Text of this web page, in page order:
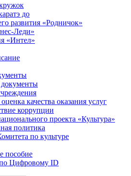
до
развития «Родничок»
Леди»
«Интел»
качества оказания услуг
коррупции
проекта «Культура»
политика
по культуре
пособие
Цифровому ID